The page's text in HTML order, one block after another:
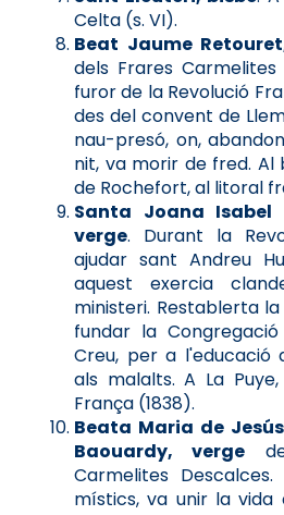
Celta (s. VI).
Beat Jaume
dels Frares Carmelites
furor de la Revolució
des del convent de
nau-presó, on,
nit, va morir de fred.
de Rochefort, al litoral
Santa Joana Isabel
verge. Durant la
ajudar sant Andreu
aquest exercia
ministeri. Restablerta
fundar la
Creu, per a l'educació
als malalts. A La
França (1838).
Beata Maria de
Baouardy, verge
Carmelites
místics, va unir la